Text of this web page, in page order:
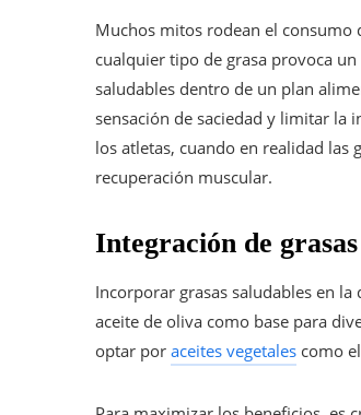
Muchos mitos rodean el consumo
cualquier tipo de grasa provoca
saludables dentro de un plan
sensación de saciedad y limitar la
los atletas, cuando en realidad las
recuperación muscular.
Integración de
Incorporar grasas saludables en
aceite de oliva como base para
optar por aceites vegetales como